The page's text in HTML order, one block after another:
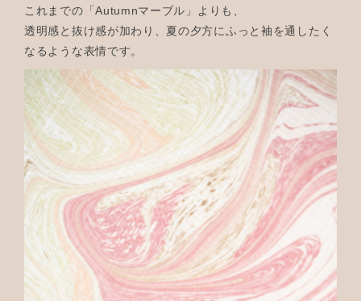
これまでの「Autumnマーブル」よりも、
透明感と抜け感が加わり、夏の夕方にふっと袖を通したく
なるような表情です。